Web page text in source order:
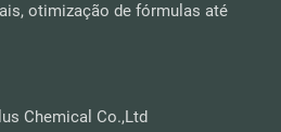
otimização de fórmulas até
Chemical Co.,Ltd